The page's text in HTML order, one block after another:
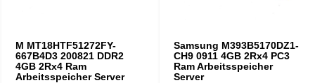
M MT18HTF51272FY-
667B4D3 200821 DDR2
4GB 2Rx4 Ram
Arbeitsspeicher Server
Samsung M393B5170DZ1-
CH9 0911 4GB 2Rx4 PC3
Ram Arbeitsspeicher
Server